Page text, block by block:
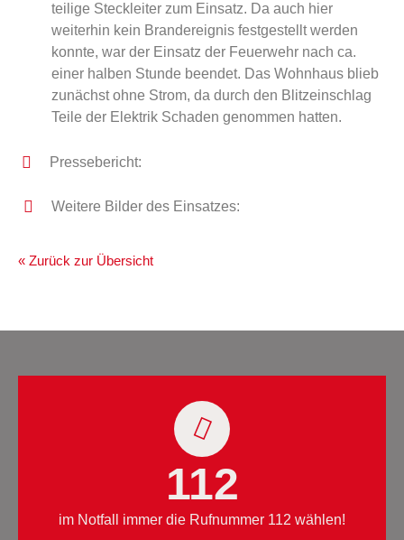
teilige Steckleiter zum Einsatz. Da auch hier
weiterhin kein Brandereignis festgestellt werden
konnte, war der Einsatz der Feuerwehr nach ca.
einer halben Stunde beendet. Das Wohnhaus blieb
zunächst ohne Strom, da durch den Blitzeinschlag
Teile der Elektrik Schaden genommen hatten.
Pressebericht:
Weitere Bilder des Einsatzes:
« Zurück zur Übersicht
112
im Notfall immer die Rufnummer 112 wählen!